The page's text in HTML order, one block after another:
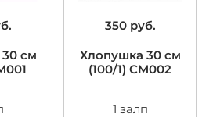
см
350 руб.
Хлопушка 30 см
(100/1) CM002
1 залп